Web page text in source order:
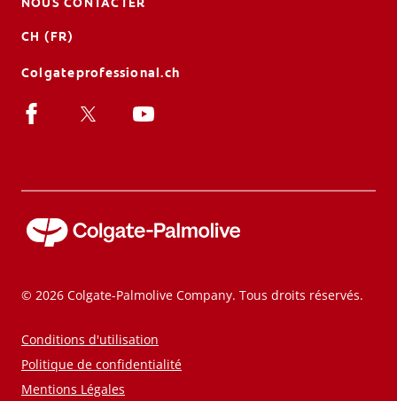
CH (FR)
Colgateprofessional.ch
© 2026 Colgate-Palmolive Company. Tous droits réservés.
Conditions d'utilisation
Politique de confidentialité
Mentions Légales